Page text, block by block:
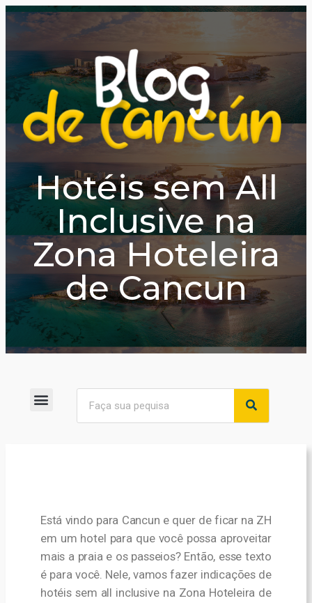
Hotéis sem All
Inclusive na
Zona Hoteleira
de Cancun
Está vindo para Cancun e quer de ficar na ZH
em um hotel para que você possa aproveitar
mais a praia e os passeios? Então, esse texto
é para você. Nele, vamos fazer indicações de
hotéis sem all inclusive na Zona Hoteleira de